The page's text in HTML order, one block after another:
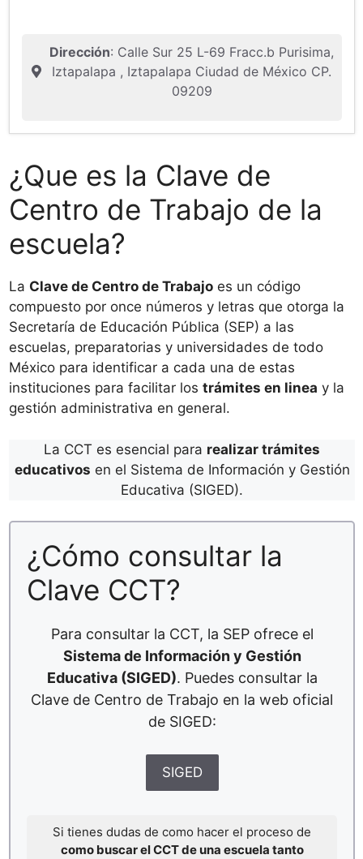
Dirección: Calle Sur 25 L-69 Fracc.b Purisima,
Iztapalapa , Iztapalapa Ciudad de México CP.
09209
¿Que es la Clave de
Centro de Trabajo de la
escuela?
La Clave de Centro de Trabajo es un código
compuesto por once números y letras que otorga la
Secretaría de Educación Pública (SEP) a las
escuelas, preparatorias y universidades de todo
México para identificar a cada una de estas
instituciones para facilitar los trámites en linea y la
gestión administrativa en general.
La CCT es esencial para realizar trámites
educativos en el Sistema de Información y Gestión
Educativa (SIGED).
¿Cómo consultar la
Clave CCT?
Para consultar la CCT, la SEP ofrece el
Sistema de Información y Gestión
Educativa (SIGED). Puedes consultar la
Clave de Centro de Trabajo en la web oficial
de SIGED:
SIGED
Si tienes dudas de como hacer el proceso de
como buscar el CCT de una escuela tanto